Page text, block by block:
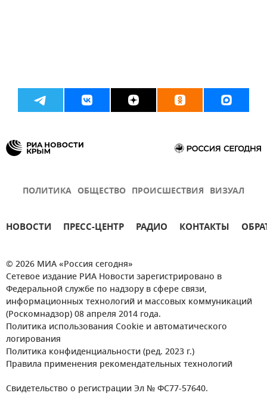
ПОЛИТИКА ОБЩЕСТВО ПРОИСШЕСТВИЯ ВИЗУАЛ
НОВОСТИ ПРЕСС-ЦЕНТР РАДИО КОНТАКТЫ
© 2026 МИА «Россия сегодня»
Сетевое издание РИА Новости зарегистрировано в
Федеральной службе по надзору в сфере связи,
информационных технологий и массовых коммуникаций
(Роскомнадзор) 08 апреля 2014 года.
Политика использования Cookie и автоматического
логирования
Политика конфиденциальности (ред. 2023 г.)
Правила применения рекомендательных технологий
Свидетельство о регистрации Эл № ФС77-57640.